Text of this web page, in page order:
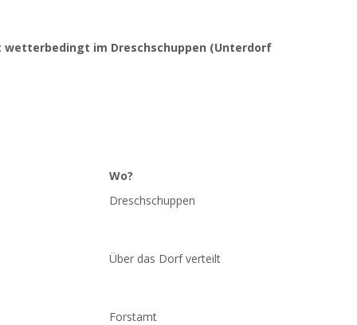
wetterbedingt im Dreschschuppen (Unterdorf
Wo?
Wo?
Dreschschuppen
Über das Dorf verteilt
Forstamt